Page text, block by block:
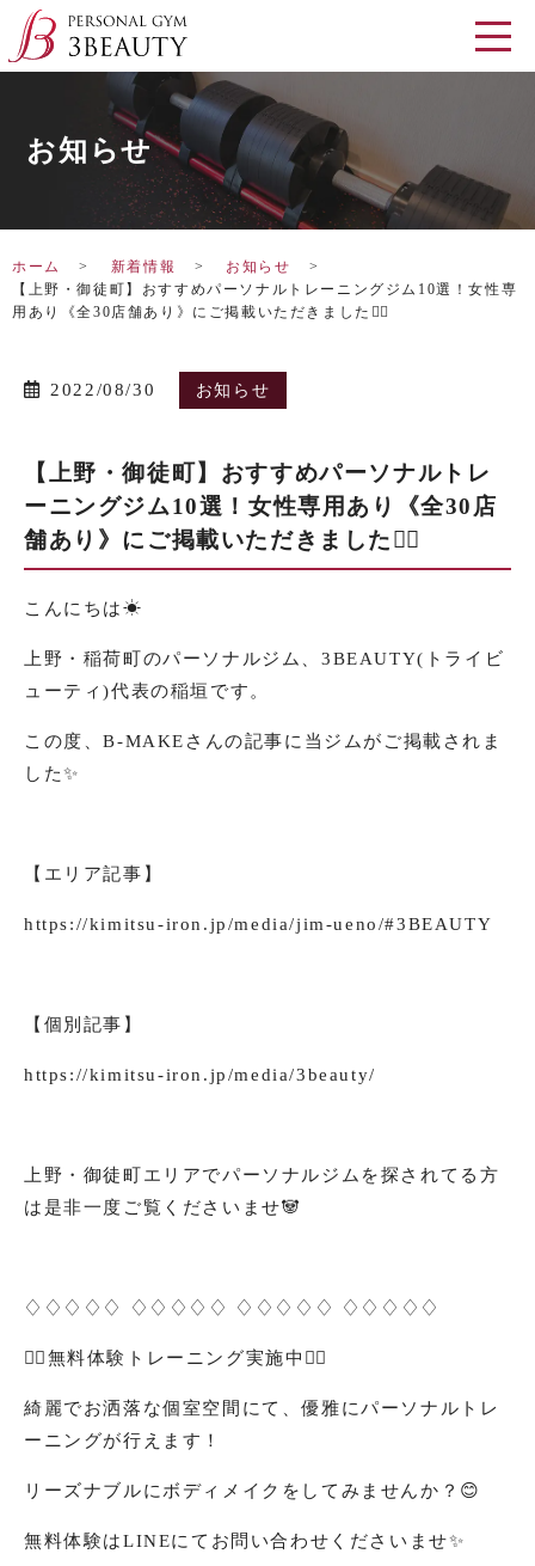
お知らせ
ホーム 新着情報
お知らせ
【上野・御徒町】おすすめパーソナルトレーニングジム10選！女性専
用あり《全30店舗あり》にご掲載いただきました🏋️‍♂️
2022/08/30 お知らせ
【上野・御徒町】おすすめパーソナルトレ
ーニングジム10選！女性専用あり《全30店
舗あり》にご掲載いただきました🏋️‍♂️
こんにちは☀︎
上野・稲荷町のパーソナルジム、3BEAUTY(トライビ
ューティ)代表の稲垣です。
この度、B-MAKEさんの記事に当ジムがご掲載されま
した✨
【エリア記事】
https://kimitsu-iron.jp/media/jim-ueno/#3BEAUTY
【個別記事】
https://kimitsu-iron.jp/media/3beauty/
上野・御徒町エリアでパーソナルジムを探されてる方
は是非一度ご覧くださいませ🐼
♢♢♢♢♢ ♢♢♢♢♢ ♢♢♢♢♢ ♢♢♢♢♢
🏋️‍♀️ 無料体験トレーニング実施中 🏋️‍♂️
綺麗でお洒落な個室空間にて、優雅にパーソナルトレ
ーニングが行えます！
リーズナブルにボディメイクをしてみませんか？ 😊
無料体験はLINEにてお問い合わせくださいませ✨